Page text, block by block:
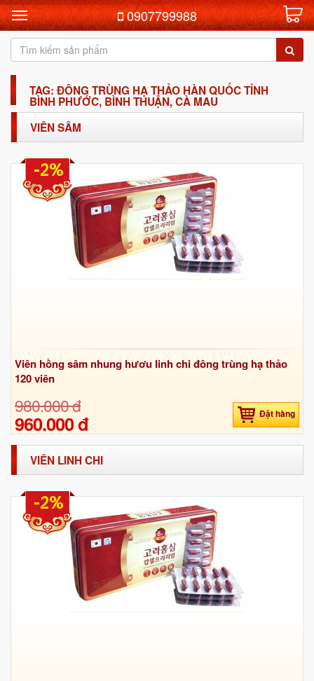
0907799988
TAG: ĐÔNG TRÙNG HẠ THẢO HÀN QUỐC TỈNH
BÌNH PHƯỚC, BÌNH THUẬN, CÀ MAU
VIÊN SÂM
Viên hồng sâm nhung hươu linh chi đông trùng hạ thảo
120 viên
980.000 đ
960.000 đ Đặt hàng
-2%
VIÊN LINH CHI
-2%